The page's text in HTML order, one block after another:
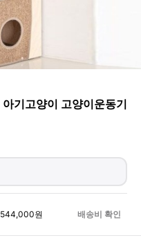
기고양이 고양이운동기
544,000원 배송비 확인